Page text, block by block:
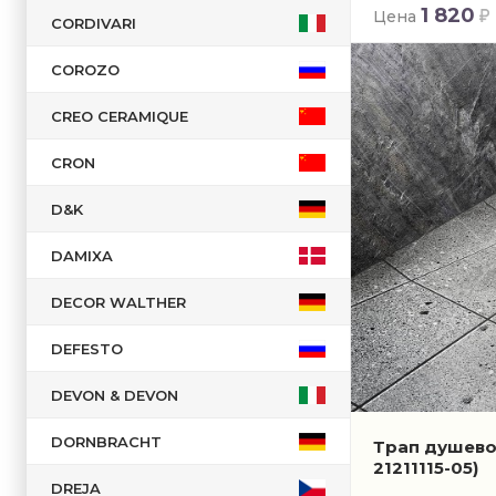
CORDIVARI
COROZO
CREO CERAMIQUE
CRON
D&K
DAMIXA
DECOR WALTHER
DEFESTO
DEVON & DEVON
DORNBRACHT
DREJA
Цена 1 820
Трап
21211115-05)